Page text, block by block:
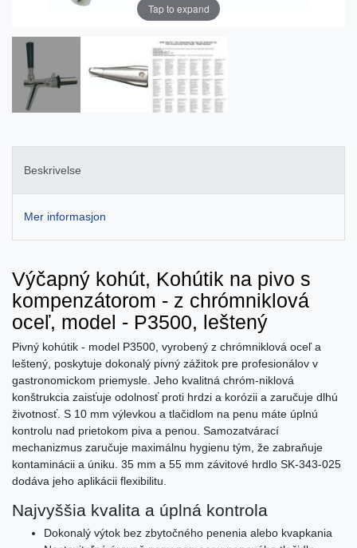
Tap to expand
Beskrivelse
Mer informasjon
Výčapný kohút, Kohútik na pivo s
kompenzátorom - z chrómniklová
oceľ, model - P3500, leštený
Pivný kohútik - model P3500, vyrobený z chrómniklová oceľ a
leštený, poskytuje dokonalý pivný zážitok pre profesionálov v
gastronomickom priemysle. Jeho kvalitná chróm-niklová
konštrukcia zaisťuje odolnosť proti hrdzi a korózii a zaručuje dlhú
životnosť. S 10 mm výlevkou a tlačidlom na penu máte úplnú
kontrolu nad prietokom piva a penou. Samozatvárací
mechanizmus zaručuje maximálnu hygienu tým, že zabraňuje
kontaminácii a úniku. 35 mm a 55 mm závitové hrdlo SK-343-025
dodáva jeho aplikácii flexibilitu.
Najvyššia kvalita a úplná kontrola
Dokonalý výtok bez zbytočného penenia alebo kvapkania